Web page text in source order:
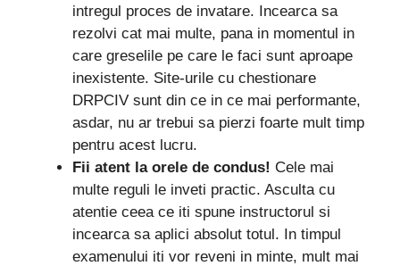
intregul proces de invatare. Incearca sa
rezolvi cat mai multe, pana in momentul in
care greselile pe care le faci sunt aproape
inexistente. Site-urile cu chestionare
DRPCIV sunt din ce in ce mai performante,
asdar, nu ar trebui sa pierzi foarte mult timp
pentru acest lucru.
Fii atent la orele de condus! Cele mai
multe reguli le inveti practic. Asculta cu
atentie ceea ce iti spune instructorul si
incearca sa aplici absolut totul. In timpul
examenului iti vor reveni in minte, mult mai